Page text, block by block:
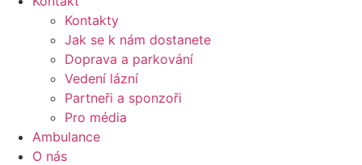
Kontakty
Jak se k nám dostanete
Doprava a parkování
Vedení lázní
Partneři a sponzoři
Pro média
Ambulance
O nás